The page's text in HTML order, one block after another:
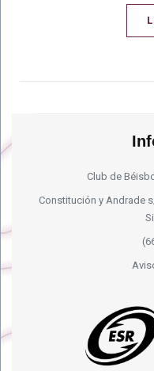
Club de
Constitución y Andrade